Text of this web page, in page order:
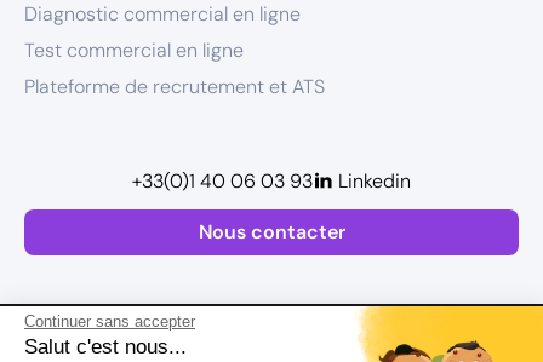
Continuer sans accepter
Salut c'est nous...
Diagnostic commercial en ligne
Test commercial en ligne
Plateforme de recrutement et ATS
Nous contacter
+33(0)1 40 06 03 93 Linkedin